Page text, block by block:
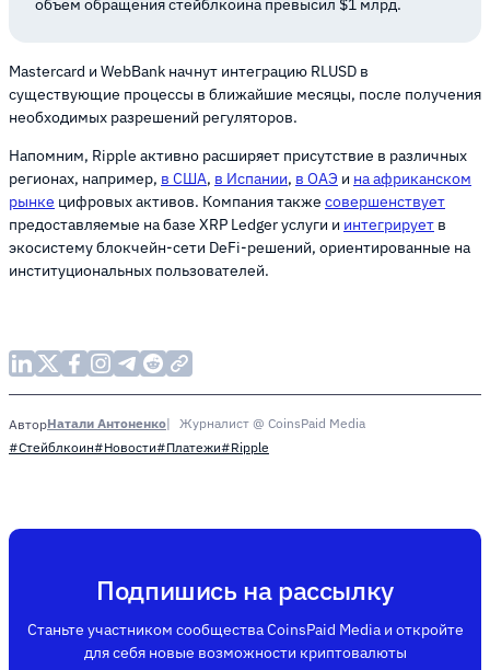
объем обращения стейблкоина превысил $1 млрд.
Mastercard и WebBank начнут интеграцию RLUSD в
существующие процессы в ближайшие месяцы, после получения
необходимых разрешений регуляторов.
Напомним, Ripple активно расширяет присутствие в различных
регионах, например, в США, в Испании, в ОАЭ и на африканском
рынке цифровых активов. Компания также совершенствует
предоставляемые на базе XRP Ledger услуги и интегрирует в
экосистему блокчейн-сети DeFi-решений, ориентированные на
институциональных пользователей.
АвторНатали Антоненко
Журналист @ CoinsPaid Media
#Стейблкоин#Новости#Платежи#Ripple
Подпишись на рассылку
Станьте участником сообщества CoinsPaid Media и откройте
для себя новые возможности криптовалюты